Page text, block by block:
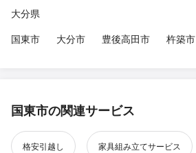
大分県
国東市
大分市 豊後高田市 杵築市
国東市の関連サービス
格安引越し 家具組み立てサービス